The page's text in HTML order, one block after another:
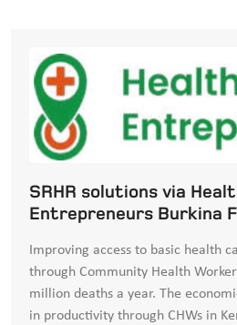
SRHR solutions via
Entrepreneurs Burkina
Improving access to basic health
through Community Health
million deaths a year. The
in productivity through CHWs in